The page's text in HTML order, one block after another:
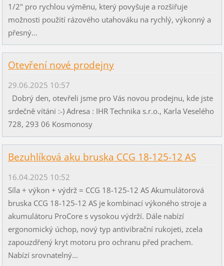
1/2" pro rychlou výměnu, který povyšuje a rozšiřuje
možnosti použití rázového utahováku na rychlý, výkonný a
přesný...
Otevření nové prodejny
29.06.2025 10:57
Dobrý den, otevřeli jsme pro Vás novou prodejnu, kde jste
srdečně vítáni :-) Adresa : IHR Technika s.r.o., Karla Veselého
728, 293 06 Kosmonosy
Bezuhlíková aku bruska CCG 18-125-12 AS
16.04.2025 10:52
Síla + výkon + výdrž = CCG 18-125-12 AS Akumulátorová
bruska CCG 18-125-12 AS je kombinací výkoného stroje a
akumulátoru ProCore s vysokou výdrží. Dále nabízí
ergonomický úchop, nový typ antivibrační rukojeti, zcela
zapouzdřený kryt motoru pro ochranu před prachem.
Nabízí srovnatelný...